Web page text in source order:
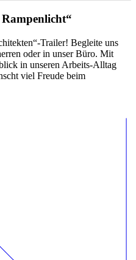
Trailer! Begleite uns
oder in unser Büro. Mit
in unseren Arbeits-Alltag
viel Freude beim